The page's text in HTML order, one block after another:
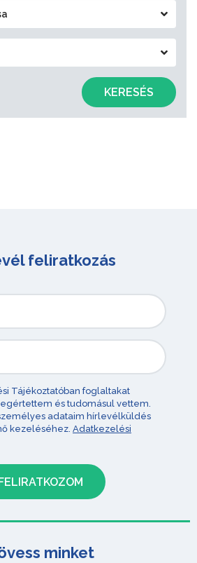
KERESÉS
feliratkozás
Tájékoztatóban foglaltakat
és tudomásul vettem.
adataim hírlevélküldés
kezeléséhez. Adatkezelési
minket